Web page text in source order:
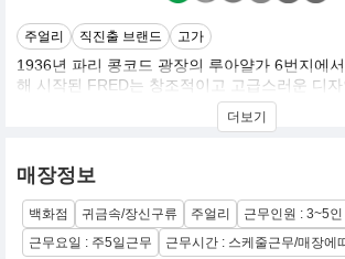
주얼리 직진출 브랜드 고가
1936년 파리 콩코드 광장의 루아얄가 6번지에
해 시작된 FRED는 창조적이고 고급스러운 디
사랑을 받으며 프랑스 주얼리계의 톱 브랜드 대
합병되어 FRED만의 창조적이고 혁신적인 정신
면서도 우아한 주얼리 컬렉션을 선보이고 있습니
한국에는 갤러리아 백화점에 입점되어 서울 주
전국 백화점에 입점할
계획을 가지고 있습니다
더보기
매장정보
백화점 귀금속/장신구류 주얼리
근무인원 : 3~5인
근무요일 : 주5일근무
근무시간 : 스케줄근무/매장에